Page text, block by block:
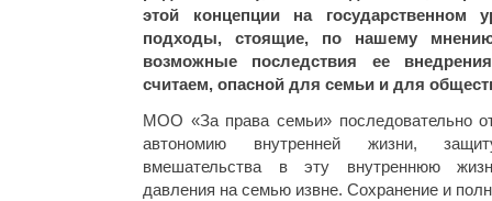
этой концепции на государственном
подходы, стоящие, по нашему
возможные последствия ее
считаем, опасной для семьи и для
МОО «За права семьи» последовательно
автономию внутренней жизни,
вмешательства в эту внутреннюю
давления на семью извне. Сохранение и